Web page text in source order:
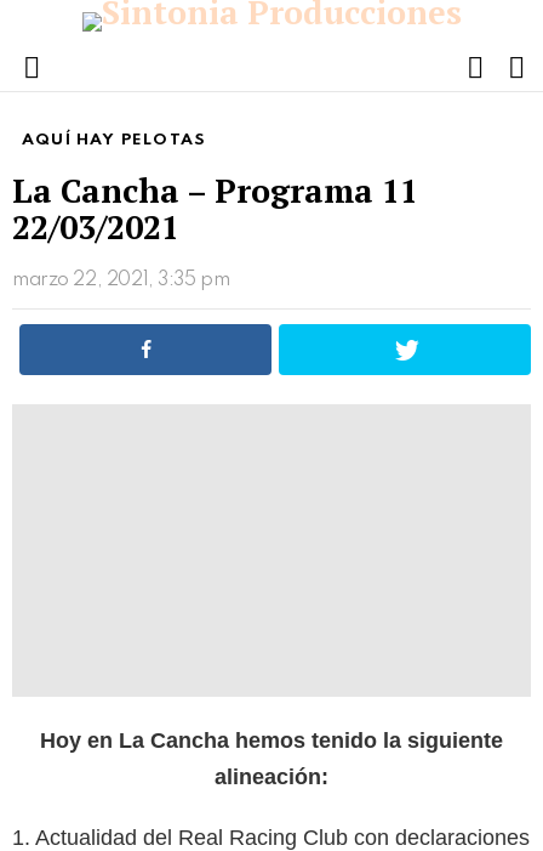
Menu
AQUÍ HAY PELOTAS
La Cancha – Programa 11
22/03/2021
marzo 22, 2021, 3:35 pm
Hoy en La Cancha hemos tenido la siguiente
alineación:
1. Actualidad del Real Racing Club con declaraciones